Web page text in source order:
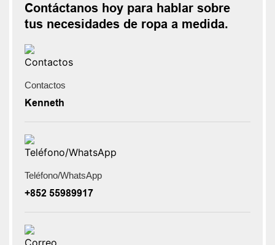
Contáctanos hoy para hablar sobre
tus necesidades de ropa a medida.
Contactos
Kenneth
Teléfono/WhatsApp
+852 55989917